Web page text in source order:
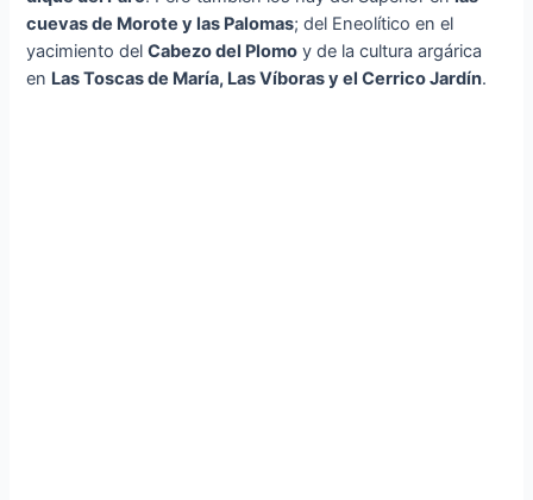
cuevas de Morote y las Palomas; del Eneolítico en el
yacimiento delCabezo del Plomo y de la cultura argárica
en Las Toscas de María, Las Víboras y el Cerrico Jardín.